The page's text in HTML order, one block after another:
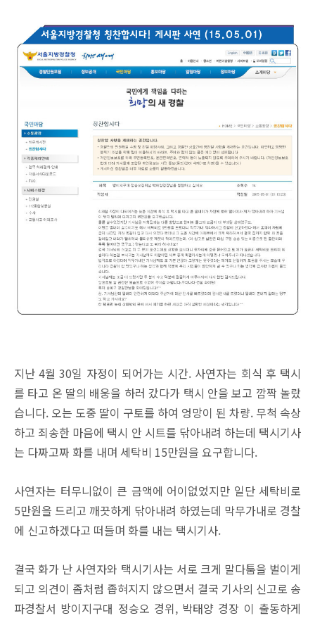
지난 4월 30일 자정이 되어가는 시간. 사연자는 회식 후 택시
를 타고 온 딸의 배웅을 하러 갔다가 택시 안을 보고 깜짝 놀랐
습니다. 오는 도중 딸이 구토를 하여 엉망이 된 차량. 무척 속상
하고 죄송한 마음에 택시 안 시트를 닦아내려 하는데 택시기사
는 다짜고짜 화를 내며 세탁비 15만원을 요구합니다.
사연자는 터무니없이 큰 금액에 어이없었지만 일단 세탁비로
5만원을 드리고 깨끗하게 닦아내려 하였는데 막무가내로 경찰
에 신고하겠다고 떠들며 화를 내는 택시기사.
결국 화가 난 사연자와 택시기사는 서로 크게 말다툼을 벌이게
되고 의견이 좀처럼 좁혀지지 않으면서 결국 기사의 신고로 송
파경찰서 방이지구대 정승오 경위, 박태양 경장 이 출동하게